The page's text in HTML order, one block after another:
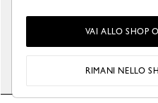
VAI ALLO SHOP
RIMANI NELLO